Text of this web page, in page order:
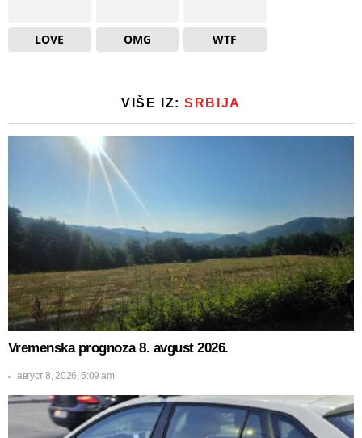
LOVE OMG WTF
VIŠE IZ:SRBIJA
Vremenska prognoza 8. avgust 2026.
август 8, 2026, 5:09 am